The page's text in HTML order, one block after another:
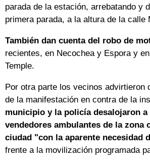
parada de la estación, arrebatando y
primera parada, a la altura de la calle
También dan cuenta del robo de
recientes, en Necochea y Espora y
Temple.
Por otra parte los vecinos advirtieron
de la manifestación en contra de la
municipio y la policía desalojaron a
vendedores ambulantes de la zona
ciudad "con la aparente necesidad
frente a la movilización programada